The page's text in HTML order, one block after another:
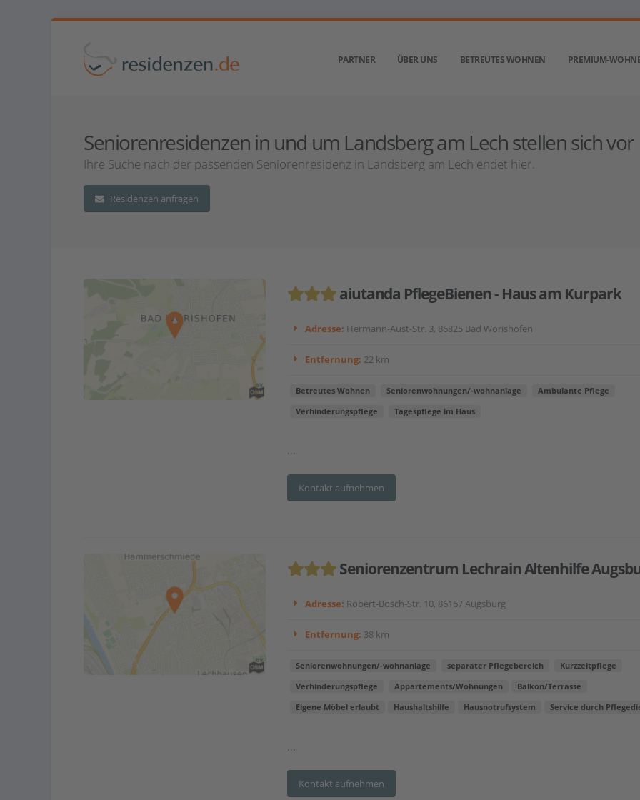
PARTNER ÜBER UNS BETREUTES WOHNEN PREMIUM-
Seniorenresidenzen in und um Landsberg am Lech stellen sich vor
Ihre Suche nach der passenden Seniorenresidenz in Landsberg am Lech endet hier.
Residenzen anfragen
aiutanda PflegeBienen - Haus am Kurpark
Adresse: Hermann-Aust-Str. 3, 86825 Bad Wörishofen
Entfernung: 22 km
Betreutes Wohnen Seniorenwohnungen/-wohnanlage Ambulante Pflege
Verhinderungspflege Tagespflege im Haus
...
Kontakt aufnehmen
Seniorenzentrum Lechrain Altenhilfe
Adresse: Robert-Bosch-Str. 10, 86167 Augsburg
Entfernung: 38 km
Seniorenwohnungen/-wohnanlage separater Pflegebereich Kurzzeitpflege
Verhinderungspflege Appartements/Wohnungen Balkon/Terrasse
Eigene Möbel erlaubt Haushaltshilfe Hausnotrufsystem Service durch
...
Kontakt aufnehmen